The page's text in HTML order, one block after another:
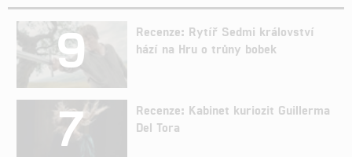
9
Recenze: Rytíř Sedmi království
hází na Hru o trůny bobek
7
Recenze: Kabinet kuriozit Guillerma
Del Tora